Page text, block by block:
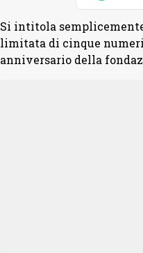
Si intitola
limitata di cinque numeri
anniversario della